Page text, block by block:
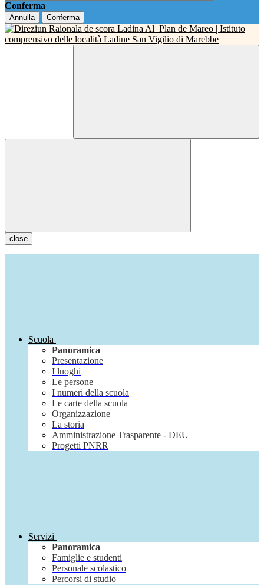
Conferma
Annulla Conferma
close
Scuola
Panoramica
Presentazione
I luoghi
Le persone
I numeri della scuola
Le carte della scuola
Organizzazione
La storia
Amministrazione Trasparente - DEU
Progetti PNRR
Servizi
Panoramica
Famiglie e studenti
Personale scolastico
Percorsi di studio